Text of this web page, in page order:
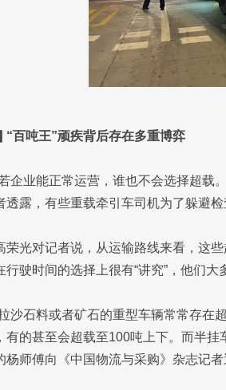
▍“百吨王”顽疾背后存在多重博弈
企业能正常运营，谁也不会选择超载
透露，有些重载牵引车司机为了躲避
荣光对记者说，从运输路线来看，这
行驶时间的选择上很有“讲究”，他们
沙石料或者矿石的重型车辆常常存在
有的甚至会超载至100吨上下。而半
杨师傅向《中国物流与采购》杂志记